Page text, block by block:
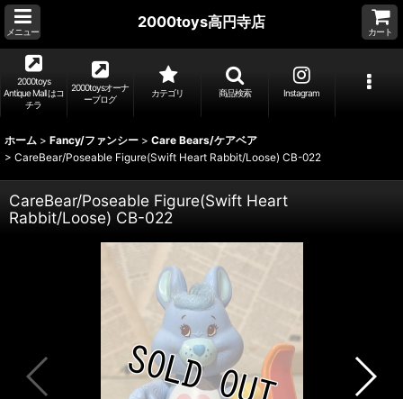
メニュー
2000toys高円寺店
カート
2000toys
Antique Mall はコ
チラ
2000toysオーナ
ーブログ
カテゴリ 商品検索 Instagram
ホーム > Fancy/ファンシー > Care Bears/ケアベア
> CareBear/Poseable Figure(Swift Heart Rabbit/Loose) CB-022
CareBear/Poseable Figure(Swift Heart
Rabbit/Loose) CB-022